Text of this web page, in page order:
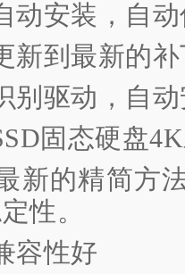
动安装，自
新到最新的
别驱动，自
固态硬盘
新的精简方
性。
容性好